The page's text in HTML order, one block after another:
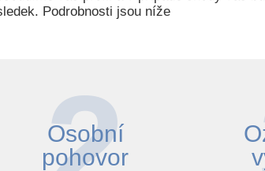
Podrobnosti jsou níže
Osobní
pohovor